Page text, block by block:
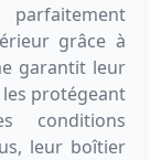
grâce à
garantit leur
les protégeant
conditions
leur boîtier